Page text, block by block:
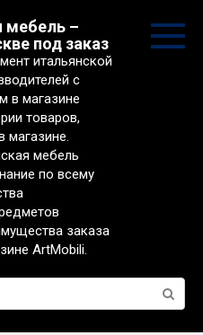
мебель –
под заказ
итальянской
с
в магазине
товаров,
магазине.
мебель
по всему
заказа
ArtMobili.